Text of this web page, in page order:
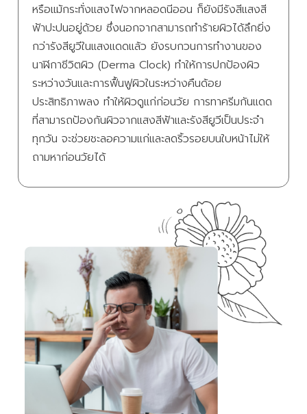
หรือแม้กระทั่งแสงไฟจากหลอดนีออน ก็ยังมีรังสีแสงสี
ฟ้าปะปนอยู่ด้วย ซึ่งนอกจากสามารถทำร้ายผิวได้ลึกยิ่ง
กว่ารังสียูวีในแสงแดดแล้ว ยังรบกวนการทำงานของ
นาฬิกาชีวิตผิว (Derma Clock) ทำให้การปกป้องผิว
ระหว่างวันและการฟื้นฟูผิวในระหว่างคืนด้อย
ประสิทธิภาพลง ทำให้ผิวดูแก่ก่อนวัย การทาครีมกันแดด
ที่สามารถป้องกันผิวจากแสงสีฟ้าและรังสียูวีเป็นประจำ
ทุกวัน จะช่วยชะลอความแก่และลดริ้วรอยบนใบหน้าไม่ให้
ถามหาก่อนวัยได้